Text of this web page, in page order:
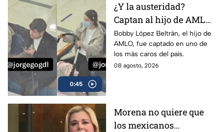
0:45
¿Y la austeridad?
Captan al hijo de AMLO
en uno de los
hospitales más caros
de México
Bobby López Beltrán, el hijo de
AMLO, fue captado en uno de
los más caros del país.
08 agosto, 2026
Morena no quiere que
los mexicanos